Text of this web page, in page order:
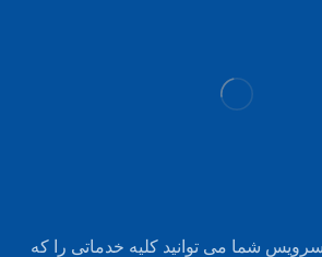
شما می توانید کلیه خدماتی را که